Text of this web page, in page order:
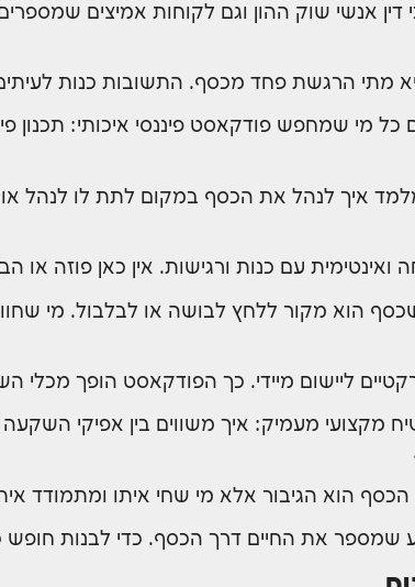
דין אנשי שוק ההון וגם לקוחות אמיצים
הרגשת פחד מכסף. התשובות כנות
כל מי שמחפש פודקאסט פיננסי איכותי:
איך לנהל את הכסף במקום לתת לו לנהל
ואינטימית עם כנות ורגישות. אין כאן פוזה
הוא מקור ללחץ לבושה או לבלבול. מי
ליישום מיידי. כך הפודקאסט הופך מכלי
מקצועי מעמיק: איך משווים בין אפיקי
הוא הגיבור אלא מי שחי איתו ומתמודד
את החיים דרך הכסף. כדי לבנות חופש